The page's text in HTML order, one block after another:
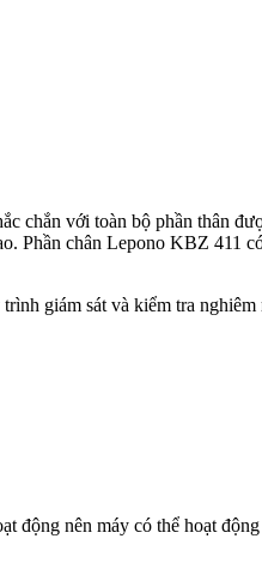
chắn với toàn bộ phần thân
Phần chân Lepono KBZ 411
giám sát và kiểm tra nghiêm
động nên máy có thể hoạt